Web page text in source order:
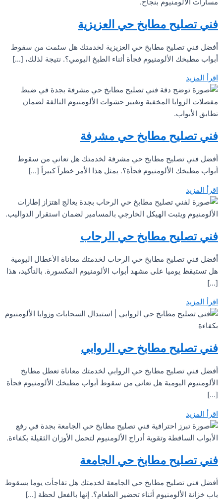
فني تصليح مطابخ حي العزيزية
أفضل فني تصليح مطابخ حي العزيزية لخدمتك هل سئمت من سقوط
أبواب مطبخك الألومنيوم فجأة أثناء الطبخ اليومي؟. نتيجة لذلك، […]
اقرأ المزيد
فني تصليح مطابخ حي مشرفة
أفضل فني تصليح مطابخ حي مشرفة لخدمتك هل تعاني من سقوط
أبواب مطبخك الألومنيوم فجأة؟. يمثل هذا الأمر خطراً كبيراً […]
اقرأ المزيد
فني تصليح مطابخ حي الرحاب
أفضل فني تصليح مطابخ حي الرحاب لخدمتك معاناة الأعطال اليومية
هل تستيقظ يوميا على مشهد أبواب الألومنيوم المكسورة. بالتأكيد، هذا
[…]
اقرأ المزيد
فني تصليح مطابخ حي الروابي
أفضل فني تصليح مطابخ حي الروابي لخدمتك معاناة تعطل مطابخ
الألومنيوم اليومية هل تعاني من سقوط أبواب مطبخك الألومنيوم فجأة
[…]
اقرأ المزيد
فني تصليح مطابخ حي الجامعة
أفضل فني تصليح مطابخ حي الجامعة لخدمتك هل تفاجأت يوما بسقوط
باب خزانة الألومنيوم أثناء تحضير الطعام؟. إنها بالفعل لحظة […]